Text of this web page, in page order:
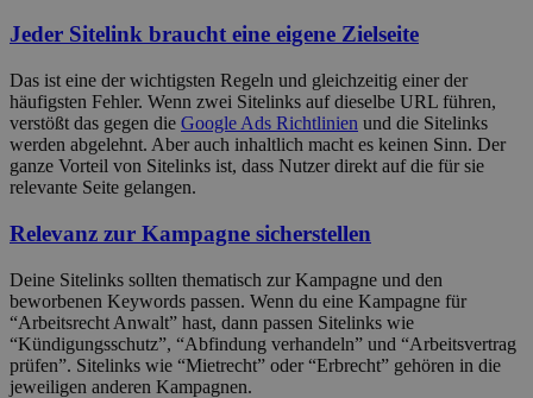
Jeder Sitelink braucht eine eigene Zielseite
Das ist eine der wichtigsten Regeln und gleichzeitig einer der
häufigsten Fehler. Wenn zwei Sitelinks auf dieselbe URL führen,
verstößt das gegen die Google Ads Richtlinien und die Sitelinks
werden abgelehnt. Aber auch inhaltlich macht es keinen Sinn. Der
ganze Vorteil von Sitelinks ist, dass Nutzer direkt auf die für sie
relevante Seite gelangen.
Relevanz zur Kampagne sicherstellen
Deine Sitelinks sollten thematisch zur Kampagne und den
beworbenen Keywords passen. Wenn du eine Kampagne für
“Arbeitsrecht Anwalt” hast, dann passen Sitelinks wie
“Kündigungsschutz”, “Abfindung verhandeln” und “Arbeitsvertrag
prüfen”. Sitelinks wie “Mietrecht” oder “Erbrecht” gehören in die
jeweiligen anderen Kampagnen.